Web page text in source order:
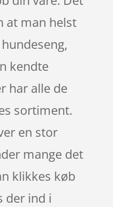
at man helst
kendte
har alle de
sortiment.
en stor
mange det
klikkes køb
der ind i